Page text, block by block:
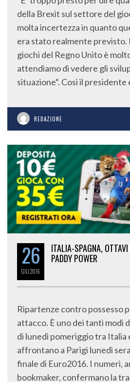
della Brexit sul settore del
molta incertezza in quanto
era stato realmente previsto.
giochi del Regno Unito è
attendiamo di vedere gli
situazione“. Così il
REDAZIONE
26
GIU2016
ITALIA-SPAGNA,
PADDY POWER
Ripartenze contro possesso
attacco. È uno dei tanti modi
di lunedì pomeriggio tra Italia
affrontano a Parigi lunedì
finale di Euro2016. I numeri,
bookmaker, confermano la